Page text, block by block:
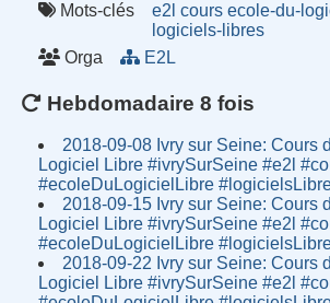
Mots-clés
e2l cours ecole-du-
logiciels-libres
Orga
E2L
Hebdomadaire 8 fois
2018-09-08 Ivry sur Seine: Cours
Logiciel Libre #ivrySurSeine #e2l
#ecoleDuLogicielLibre
2018-09-15 Ivry sur Seine: Cours
Logiciel Libre #ivrySurSeine #e2l
#ecoleDuLogicielLibre
2018-09-22 Ivry sur Seine: Cours
Logiciel Libre #ivrySurSeine #e2l